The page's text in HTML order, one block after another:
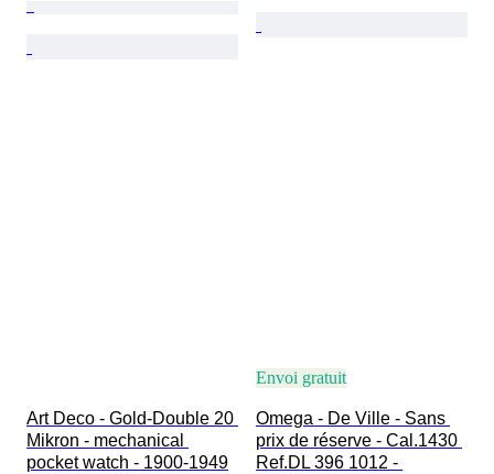
Art Deco - Gold-Double 20
Mikron - mechanical
pocket watch - 1900-1949
Envoi gratuit
Omega - De Ville - Sans
prix de réserve - Cal.1430
Ref.DL 396 1012 -